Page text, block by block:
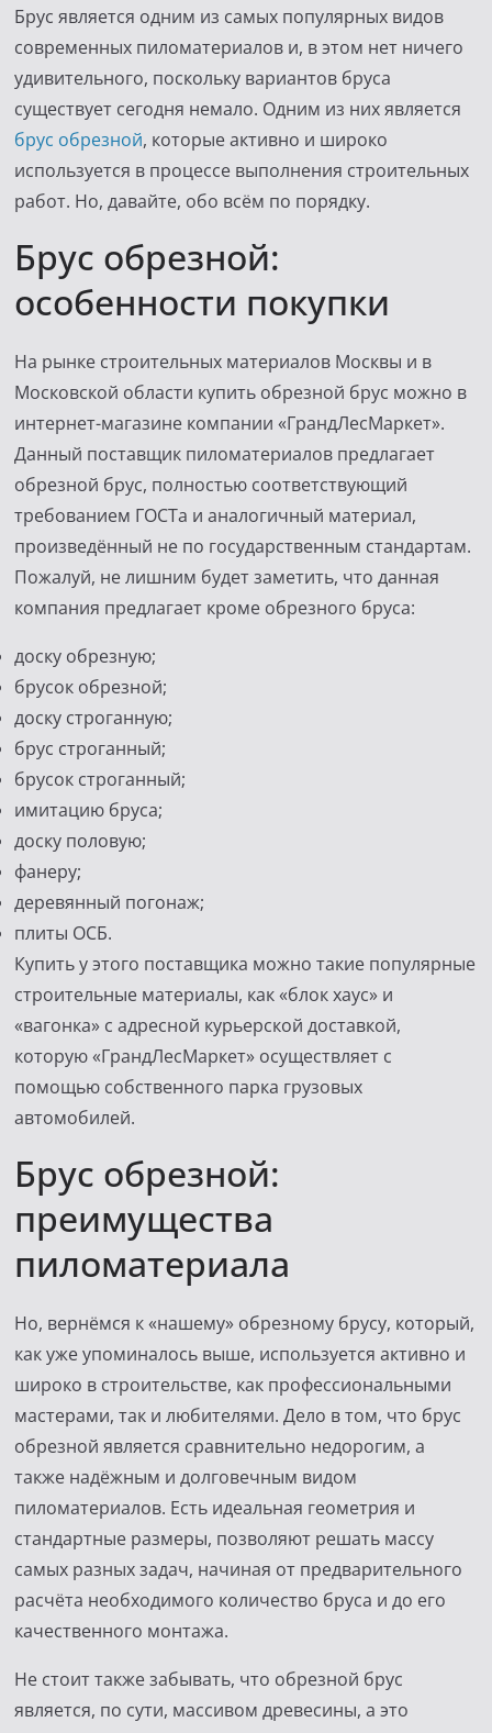
Брус является одним из самых популярных видов
современных пиломатериалов и, в этом нет ничего
удивительного, поскольку вариантов бруса
существует сегодня немало. Одним из них является
брус обрезной, которые активно и широко
используется в процессе выполнения строительных
работ. Но, давайте, обо всём по порядку.
Брус обрезной:
особенности покупки
На рынке строительных материалов Москвы и в
Московской области купить обрезной брус можно в
интернет-магазине компании «ГрандЛесМаркет».
Данный поставщик пиломатериалов предлагает
обрезной брус, полностью соответствующий
требованием ГОСТа и аналогичный материал,
произведённый не по государственным стандартам.
Пожалуй, не лишним будет заметить, что данная
компания предлагает кроме обрезного бруса:
доску обрезную;
брусок обрезной;
доску строганную;
брус строганный;
брусок строганный;
имитацию бруса;
доску половую;
фанеру;
деревянный погонаж;
плиты ОСБ.
Купить у этого поставщика можно такие популярные
строительные материалы, как «блок хаус» и
«вагонка» с адресной курьерской доставкой,
которую «ГрандЛесМаркет» осуществляет с
помощью собственного парка грузовых
автомобилей.
Брус обрезной:
преимущества
пиломатериала
Но, вернёмся к «нашему» обрезному брусу, который,
как уже упоминалось выше, используется активно и
широко в строительстве, как профессиональными
мастерами, так и любителями. Дело в том, что брус
обрезной является сравнительно недорогим, а
также надёжным и долговечным видом
пиломатериалов. Есть идеальная геометрия и
стандартные размеры, позволяют решать массу
самых разных задач, начиная от предварительного
расчёта необходимого количество бруса и до его
качественного монтажа.
Не стоит также забывать, что обрезной брус
является, по сути, массивом древесины, а это